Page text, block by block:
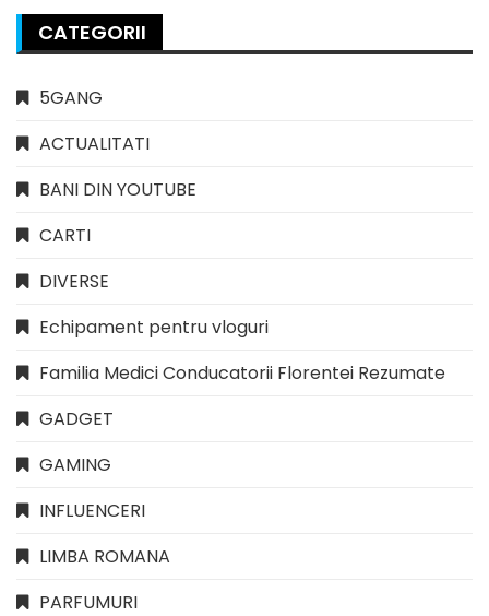
CATEGORII
5GANG
ACTUALITATI
BANI DIN YOUTUBE
CARTI
DIVERSE
Echipament pentru vloguri
Familia Medici Conducatorii Florentei Rezumate
GADGET
GAMING
INFLUENCERI
LIMBA ROMANA
PARFUMURI